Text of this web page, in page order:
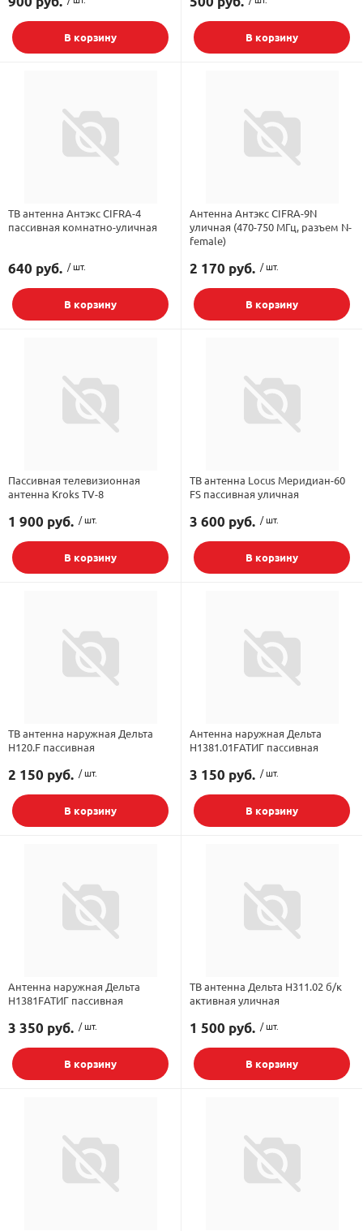
В корзину В корзину
ТВ антенна Антэкс CIFRA-4
пассивная комнатно-уличная
640 руб. / шт.
В корзину
Антенна Антэкс CIFRA-9N
уличная (470-750 МГц, разъем N-
female)
2 170 руб. / шт.
В корзину
Пассивная телевизионная
антенна Kroks TV-8
1 900 руб. / шт.
В корзину
ТВ антенна Locus Меридиан-60
FS пассивная уличная
3 600 руб. / шт.
В корзину
ТВ антенна наружная Дельта
Н120.F пассивная
2 150 руб. / шт.
В корзину
Антенна наружная Дельта
Н1381.01FАТИГ пассивная
3 150 руб. / шт.
В корзину
Антенна наружная Дельта
Н1381FАТИГ пассивная
3 350 руб. / шт.
В корзину
ТВ антенна Дельта Н311.02 б/к
активная уличная
1 500 руб. / шт.
В корзину